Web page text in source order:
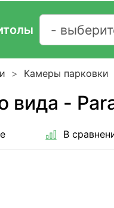
Камеры парковки
вида -
В